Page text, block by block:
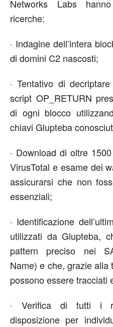
Networks Labs
ricerche:
· Indagine dell’intera
di domini C2 nascosti;
· Tentativo di
script OP_RETURN
di ogni blocco
chiavi Glupteba
· Download di oltre
VirusTotal e esame dei
assicurarsi che non
essenziali;
· Identificazione
utilizzati da Glupteba,
pattern preciso nei
Name) e che, grazie
possono essere tracciati
· Verifica di tutti i
disposizione per